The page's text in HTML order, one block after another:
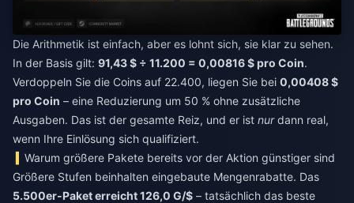
Die Arithmetik ist einfach, aber es lohnt sich, sie klar zu sehen.
In der Basis gilt: 91,43 $ ÷ 11.200 = 0,00816 $ pro Coin.
Verdoppeln Sie die Coins auf 22.400, liegen Sie bei 0,00408 $
pro Coin – eine Reduzierung um 50 % ohne zusätzliche
Ausgaben. Das ist der gesamte Reiz, und er ist nurdann real,
wenn Ihre Einlösung sich qualifiziert.
Warum größere Pakete bereits vor der Aktion günstiger sind
Größere Stufen beinhalten eingebaute Mengenrabatte. Das
5.500er-Paket erreicht 126,0 G/$ – tatsächlich das beste